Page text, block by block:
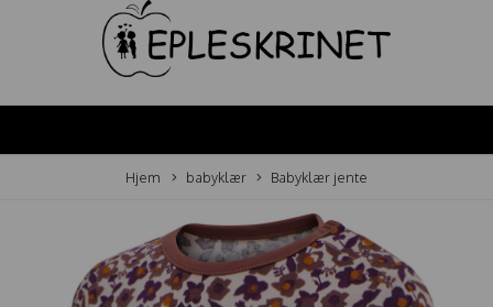
Hjem babyklær Babyklær jente